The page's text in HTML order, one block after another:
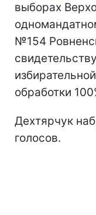
выборах
№154
обработки
Дехтярчук
голосов.